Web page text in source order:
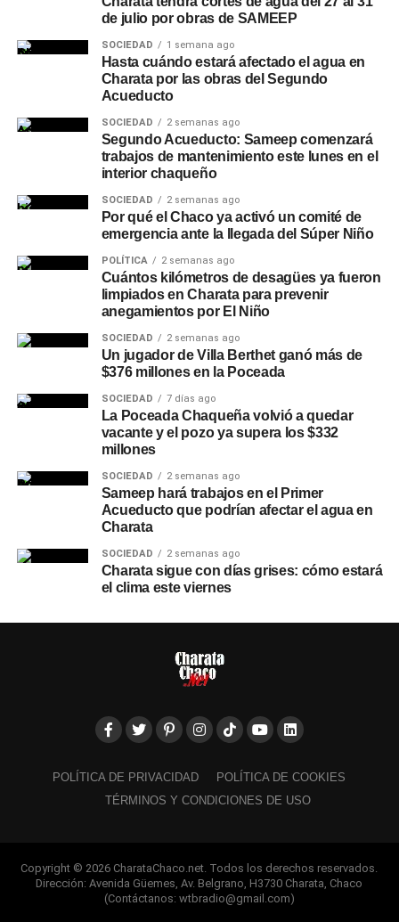
de julio por obras de SAMEEP
SOCIEDAD 1 semana ago
Hasta cuándo estará afectado el agua en
Charata por las obras del Segundo
Acueducto
SOCIEDAD 2 semanas ago
Segundo Acueducto: Sameep comenzará
trabajos de mantenimiento este lunes en el
interior chaqueño
SOCIEDAD 2 semanas ago
Por qué el Chaco ya activó un comité de
emergencia ante la llegada del Súper Niño
POLÍTICA 2 semanas ago
Cuántos kilómetros de desagües ya fueron
limpiados en Charata para prevenir
anegamientos por El Niño
SOCIEDAD 2 semanas ago
Un jugador de Villa Berthet ganó más de
$376 millones en la Poceada
SOCIEDAD 7 días ago
La Poceada Chaqueña volvió a quedar
vacante y el pozo ya supera los $332
millones
SOCIEDAD 2 semanas ago
Sameep hará trabajos en el Primer
Acueducto que podrían afectar el agua en
Charata
SOCIEDAD 2 semanas ago
Charata sigue con días grises: cómo estará
el clima este viernes
POLÍTICA DE PRIVACIDAD
POLÍTICA DE COOKIES
TÉRMINOS Y CONDICIONES DE USO
Copyright © 2026 CharataChaco.net. Todos los derechos reservados.
Dirección: Avenida Güemes, Av. Belgrano, H3730 Charata, Chaco
(Contáctanos: wtbradio@gmail.com)